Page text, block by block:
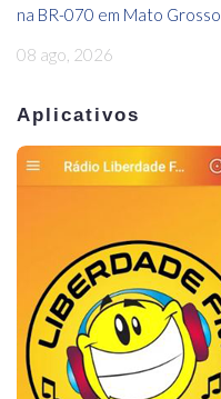
na BR-070 em Mato Grosso
08 ago, 2026
Aplicativos